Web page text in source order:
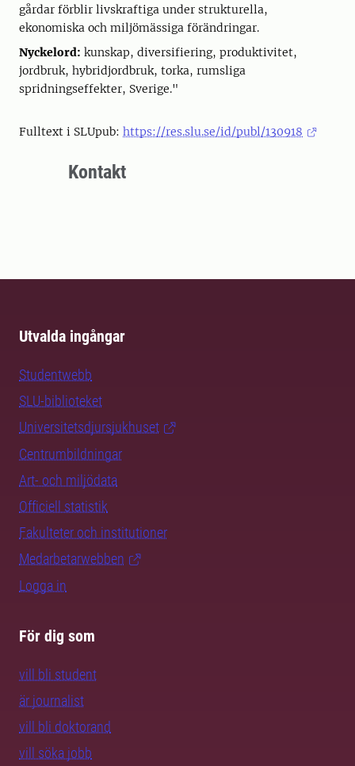
gårdar förblir livskraftiga under strukturella,
ekonomiska och miljömässiga förändringar.
Nyckelord: kunskap, diversifiering, produktivitet,
jordbruk, hybridjordbruk, torka, rumsliga
spridningseffekter, Sverige."
Fulltext i SLUpub: https://res.slu.se/id/publ/130918
Kontakt
Utvalda ingångar
Studentwebb
SLU-biblioteket
Universitetsdjursjukhuset
Centrumbildningar
Art- och miljödata
Officiell statistik
Fakulteter och institutioner
Medarbetarwebben
Logga in
För dig som
vill bli student
är journalist
vill bli doktorand
vill söka jobb